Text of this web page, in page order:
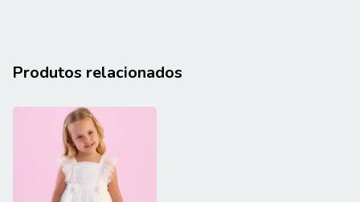
Produtos relacionados